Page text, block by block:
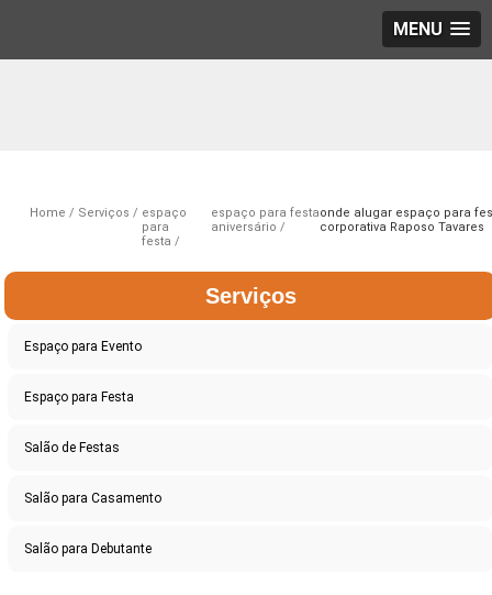
MENU
Home Serviços
espaço
para
festa
espaço para festa
aniversário
onde alugar espaço para
corporativa Raposo Tavares
Serviços
Espaço para Evento
Espaço para Festa
Salão de Festas
Salão para Casamento
Salão para Debutante